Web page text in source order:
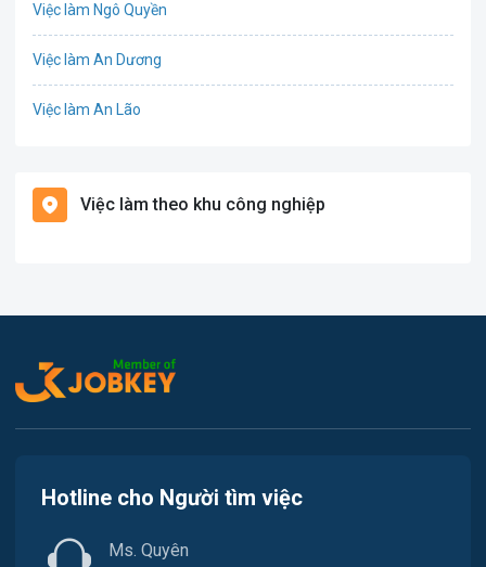
Văn Phòng
Lao Động Phổ Thông
Việc làm Ngô Quyền
Việc làm An Dương
Việc làm An Lão
Việc làm Cát Hải
Việc làm Tiên Lãng
Việc làm Hòa Bình
Việc làm Nam Triệu
Việc làm theo khu công nghiệp
Hotline cho Người tìm việc
Ms. Quyên